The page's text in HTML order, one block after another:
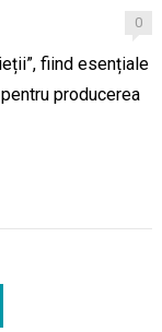
0
fiind esențiale
producerea